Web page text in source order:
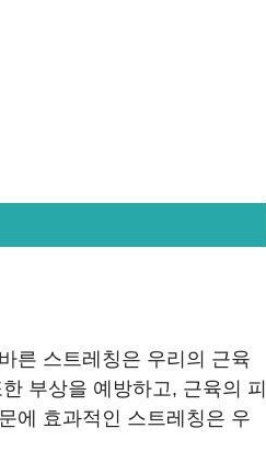
른 스트레칭은 우리의 근육
부상을 예방하고, 근육의 피
에 효과적인 스트레칭은 우